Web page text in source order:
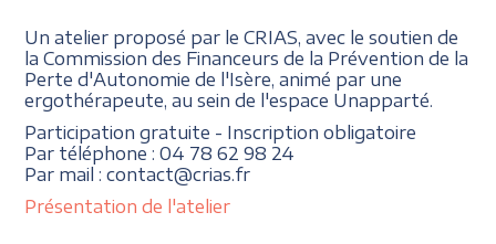
Un atelier proposé par le CRIAS, avec le soutien de
la Commission des Financeurs de la Prévention de la
Perte d'Autonomie de l'Isère, animé par une
ergothérapeute, au sein de l'espace Unapparté.
Participation gratuite - Inscription obligatoire
Par téléphone : 04 78 62 98 24
Par mail : contact@crias.fr
Présentation de l'atelier